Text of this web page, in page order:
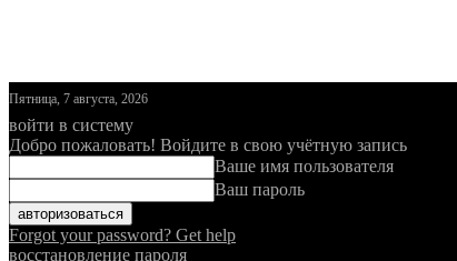
Пятница, 7 августа, 2026
войти в систему
Добро пожаловать! Войдите в свою учётную запись
Ваше имя пользователя
Ваш пароль
Forgot your password? Get help
восстановление пароля